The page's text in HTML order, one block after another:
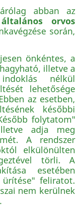
abban az
általános orvos
során,
önkéntes, a
illetve a
nélkül
lehetősége
az esetben,
későbbi
folytatom"
adja meg
A rendszer
elkülönülten
törli. A
esetében
feliratot.
nem kerülnek